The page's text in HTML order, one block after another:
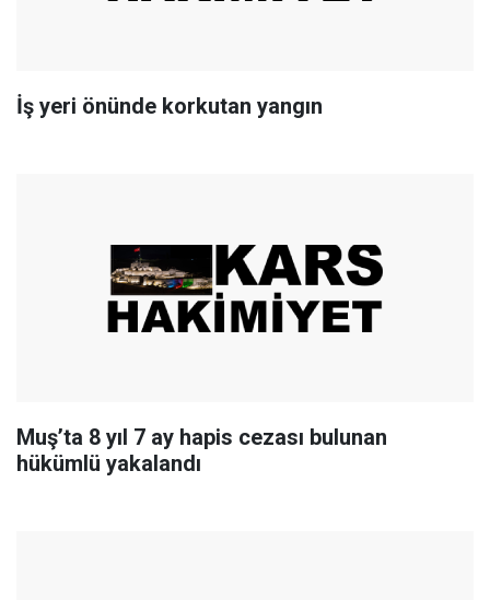
İş yeri önünde korkutan yangın
Muş’ta 8 yıl 7 ay hapis cezası bulunan
hükümlü yakalandı